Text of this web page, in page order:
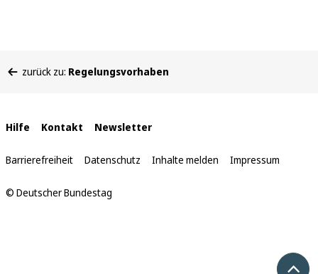
befinden
zurück zu: Regelungsvorhaben
Interne
Links
Hilfe Kontakt Newsletter
Barrierefreiheit Datenschutz Inhalte melden Impressum
© Deutscher Bundestag